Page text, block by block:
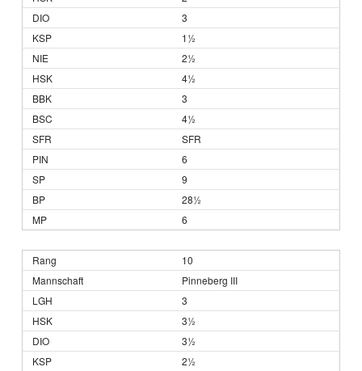
3
1½
2½
4½
3
4½
SFR
6
9
28½
6
10
Pinneberg III
3
3½
3½
2½